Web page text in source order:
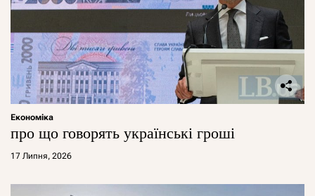
Економіка
про що говорять українські гроші
17 Липня, 2026